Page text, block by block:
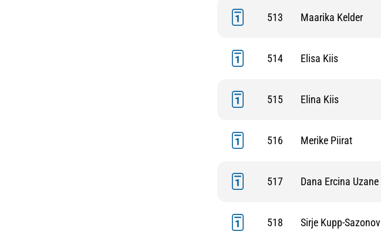
513 Maarika Kelder
514 Elisa Kiis
515 Elina Kiis
516 Merike Piirat
517 Dana Ercina Uzane
518 Sirje Kupp-Sazonov